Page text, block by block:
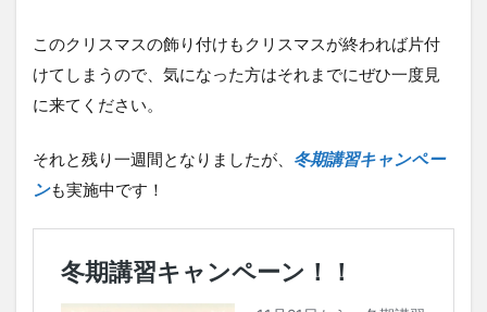
このクリスマスの飾り付けもクリスマスが終われば片付
けてしまうので、気になった方はそれまでにぜひ一度見
に来てください。
それと残り一週間となりましたが、 冬期講習キャンペー
ンも実施中です！